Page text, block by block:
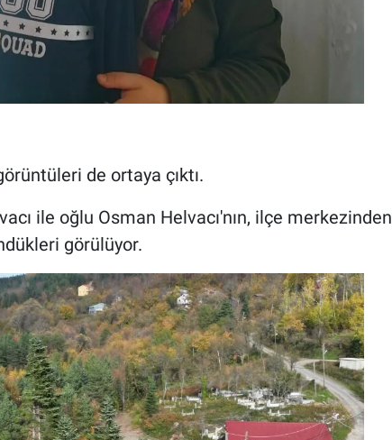
de ortaya çıktı.
ile oğlu Osman Helvacı'nın, ilçe merkezinden
görülüyor.